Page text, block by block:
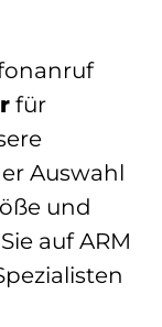
für
Auswahl
und
auf ARM